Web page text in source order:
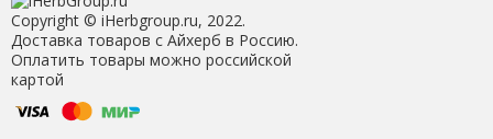
Copyright © iHerbgroup.ru, 2022.
Доставка товаров с Айхерб в Россию.
Оплатить товары можно российской
картой